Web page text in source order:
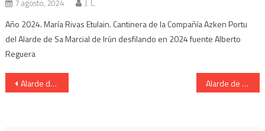
7 agosto, 2024 J. L.
Año 2024. María Rivas Etulain. Cantinera de la Compañía Azken Portu
del Alarde de Sa Marcial de Irún desfilando en 2024 fuente Alberto
Reguera
Navegación
Alarde de San Marcial de Irun.Celebracion en familia Alarde de San Marcial de Irun. Personajes populares. Murguia